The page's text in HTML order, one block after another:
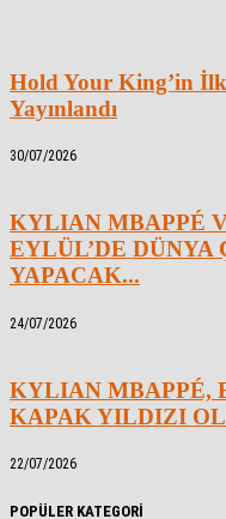
Hold Your King’in
Yayınlandı
30/07/2026
KYLIAN MBAPPÉ
EYLÜL’DE DÜNYA
YAPACAK...
24/07/2026
KYLIAN MBAPPÉ,
KAPAK YILDIZI
22/07/2026
POPÜLER KATEGORİ